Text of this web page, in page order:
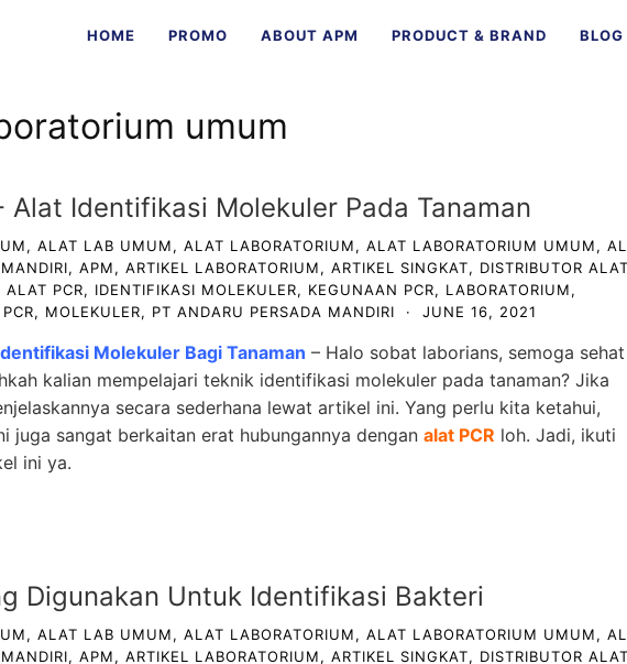
HOME PROMO ABOUT APM PRODUCT & BRAND BLOG
umum
Alat Identifikasi Molekuler Pada Tanaman
, ALAT LAB UMUM, ALAT LABORATORIUM, ALAT LABORATORIUM UMUM,
, APM, ARTIKEL LABORATORIUM, ARTIKEL SINGKAT, DISTRIBUTOR ALAT
ALAT PCR, IDENTIFIKASI MOLEKULER, KEGUNAAN PCR, LABORATORIUM,
, MOLEKULER, PT ANDARU PERSADA MANDIRI · JUNE 16, 2021
Molekuler Bagi Tanaman – Halo sobat laborians, semoga sehat
kalian mempelajari teknik identifikasi molekuler pada tanaman? Jika
secara sederhana lewat artikel ini. Yang perlu kita ketahui,
juga sangat berkaitan erat hubungannya dengan alat PCR loh. Jadi, ikuti
ini ya.
Digunakan Untuk Identifikasi Bakteri
, ALAT LAB UMUM, ALAT LABORATORIUM, ALAT LABORATORIUM UMUM,
, APM, ARTIKEL LABORATORIUM, ARTIKEL SINGKAT, DISTRIBUTOR ALAT